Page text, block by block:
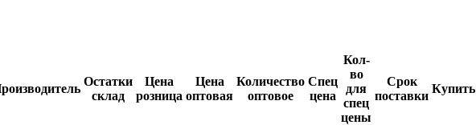
Остатки
склад
Цена
розница
Цена
оптовая
Количество
оптовое
Спец
цена
Кол-
во
для
спец
цены
Срок
поставки
Купить